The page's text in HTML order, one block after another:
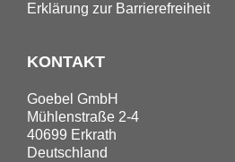
Erklärung zur Barrierefreiheit
KONTAKT
Goebel GmbH
Mühlenstraße 2-4
40699 Erkrath
Deutschland